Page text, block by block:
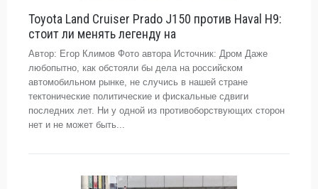
Toyota Land Cruiser Prado J150 против Haval H9:
стоит ли менять легенду на
Автор: Егор Климов Фото автора Источник: Дром Даже
любопытно, как обстояли бы дела на российском
автомобильном рынке, не случись в нашей стране
тектонические политические и фискальные сдвиги
последних лет. Ни у одной из противоборствующих сторон
нет и не может быть...